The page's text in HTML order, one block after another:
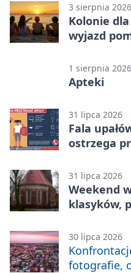
3 sierpnia 2026
Kolonie
wyjazd
1 sierpnia 2026
Apteki
31 lipca 2026
Fala
ostrzega
31 lipca 2026
Weekend
klasyków,
30 lipca 2026
fotografie,